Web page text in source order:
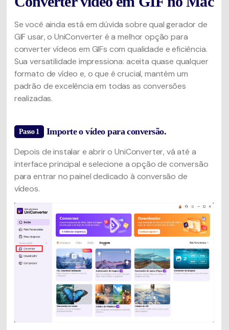
Se você ainda está em dúvida sobre qual gerador de
GIF usar, o UniConverter é a melhor opção para
converter vídeos em GIFs com qualidade e eficiência.
Sua versatilidade impressiona: aceita quase qualquer
formato de vídeo e, o que é crucial, mantém um
padrão de excelência em todas as conversões
realizadas.
Passo 1 Importe o vídeo para conversão.
Depois de instalar e abrir o UniConverter, vá até a
interface principal e selecione a opção de conversão
para entrar no painel dedicado à conversão de
vídeos.